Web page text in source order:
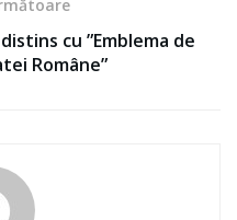
cu ”Emblema de
Române”